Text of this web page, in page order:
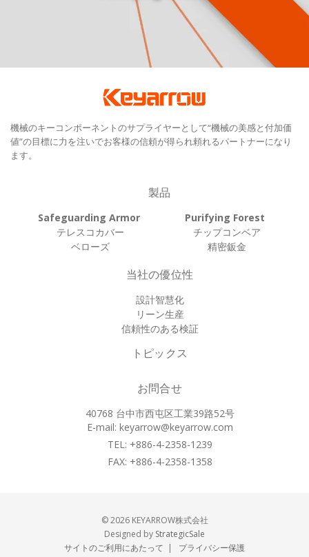
機械のキーコンポーネントのサプライヤーとして“機械の美感と付加価
値”の目標に力を注いでお客様の信頼が得られ頼れるパートナーになり
ます。
製品
Safeguarding Armor
テレスコカバー
ベローズ
Purifying Forest
チップコンベア
精密鈑金
当社の優位性
設計智慧化
リーン生産
信頼性のある検証
トピックス
お問合せ
40768 台中市西屯区工業39路52号
E-mail: keyarrow@keyarrow.com
TEL: +886-4-2358-1239
FAX: +886-4-2358-1358
© 2026 KEYARROW株式会社
Designed by StrategicSale
サイトのご利用にあたって | プライバシー保護